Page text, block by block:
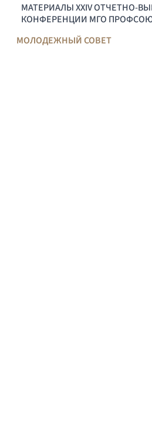
МАТЕРИАЛЫ XXIV ОТЧЕТНО-
КОНФЕРЕНЦИИ МГО
МОЛОДЕЖНЫЙ СОВЕТ